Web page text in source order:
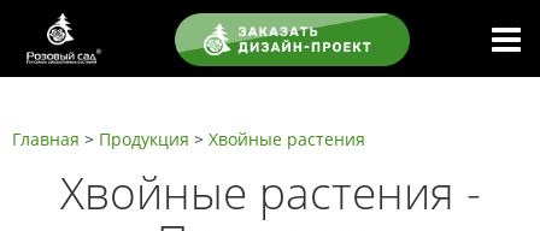
Главная > Продукция > Хвoйные рaстения
Хвoйные рaстения -